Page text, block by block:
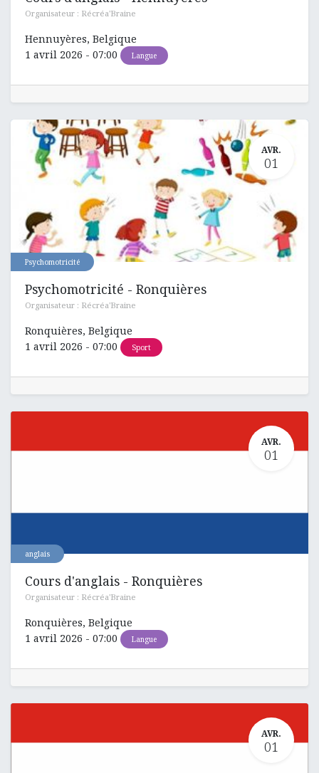
Organisateur : Récréa'Braine
Hennuyères, Belgique
1 avril 2026 - 07:00 Langue
AVR.
01
Psychomotricité
Psychomotricité - Ronquières
Organisateur : Récréa'Braine
Ronquières, Belgique
1 avril 2026 - 07:00 Sport
AVR.
01
anglais
Cours d'anglais - Ronquières
Organisateur : Récréa'Braine
Ronquières, Belgique
1 avril 2026 - 07:00 Langue
AVR.
01